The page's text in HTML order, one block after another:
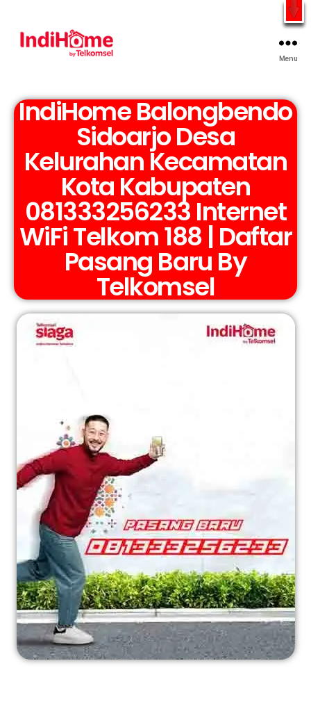
Gratis Pasang Dengan Bayar PDD2 | WiFi 200Rb an By
Menu
IndiHome Balongbendo
Sidoarjo Desa
Kelurahan Kecamatan
Kota Kabupaten
081333256233 Internet
WiFi Telkom 188 | Daftar
Pasang Baru By
Telkomsel